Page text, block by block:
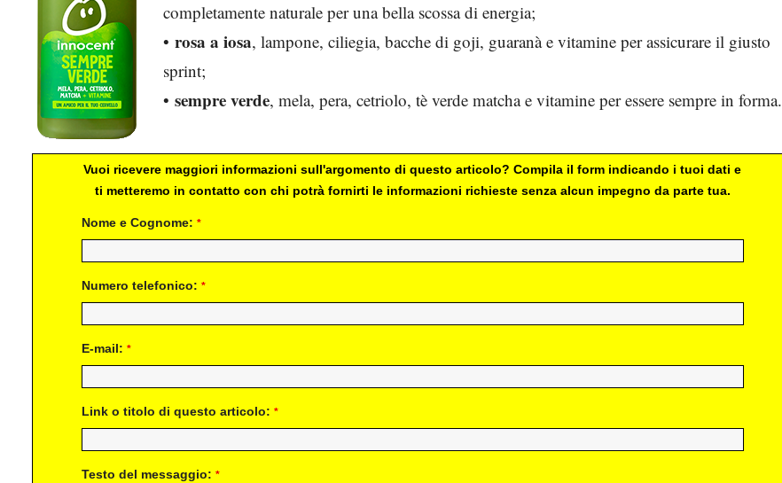
completamente naturale per una bella scossa di energia;
• rosa a iosa, lampone, ciliegia, bacche di goji, guaranà e vitamine per assicurare il giusto
sprint;
• sempre verde, mela, pera, cetriolo, tè verde matcha e vitamine per essere sempre in forma.
Vuoi ricevere maggiori informazioni sull'argomento di questo articolo? Compila il form indicando i tuoi dati e
ti metteremo in contatto con chi potrà fornirti le informazioni richieste senza alcun impegno da parte tua.
Nome e Cognome: *
Numero telefonico: *
E-mail: *
Link o titolo di questo articolo: *
Testo del messaggio: *